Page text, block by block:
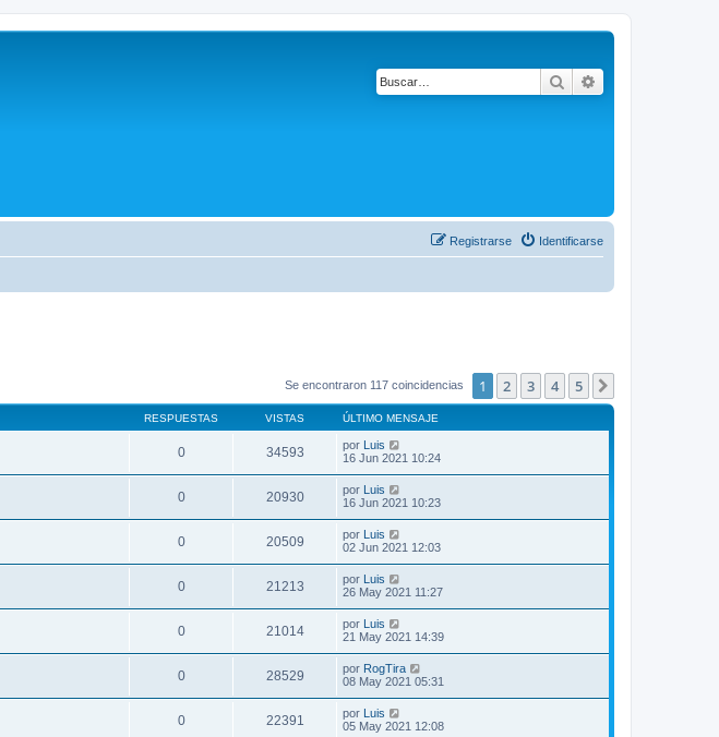
Buscar
Identificarse
Registrarse
Se encontraron 117 coincidencias 1 2 3 4 5
RESPUESTAS VISTAS ÚLTIMO MENSAJE
0 34593 por Luis
16 Jun 2021 10:24
0 20930 por Luis
16 Jun 2021 10:23
0 20509 por Luis
02 Jun 2021 12:03
0 21213 por Luis
26 May 2021 11:27
0 21014 por Luis
21 May 2021 14:39
0 28529 por RogTira
08 May 2021 05:31
0 22391 por Luis
05 May 2021 12:08